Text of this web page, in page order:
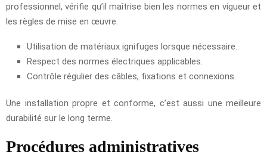
professionnel, vérifie qu’il maîtrise bien les normes en vigueur et
les règles de mise en œuvre.
Utilisation de matériaux ignifuges lorsque nécessaire.
Respect des normes électriques applicables.
Contrôle régulier des câbles, fixations et connexions.
Une installation propre et conforme, c’est aussi une meilleure
durabilité sur le long terme.
Procédures administratives